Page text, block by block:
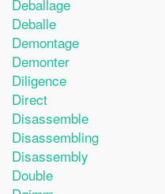
Deballage
Deballe
Demontage
Demonter
Diligence
Direct
Disassemble
Disassembling
Disassembly
Double